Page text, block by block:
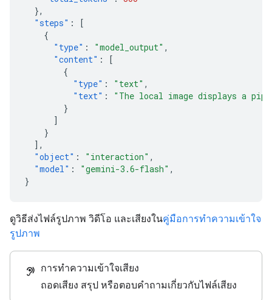
},
"steps" :
[
{
"type" : "model_output" ,
"content" :
[
{
"type" : "text" ,
"text" :
"The local image displays a
}
]
}
],
"object" : "interaction" ,
"model" : "gemini-3.6-flash" ,
}
ดูวิธีส่งไฟล์รูปภาพ วิดีโอ และเสียงในคู่มือการทำความเข้าใจ
รูปภาพ
hearing การทำความเข้าใจเสียง
ถอดเสียง สรุป หรือตอบคำถามเกี่ยวกับไฟล์เสียง